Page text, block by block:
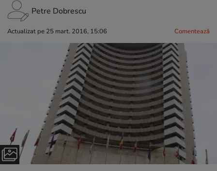
Petre Dobrescu
Actualizat pe 25 mart. 2016, 15:06 Comentează